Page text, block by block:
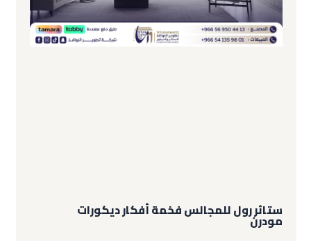
ستائر رول للمجالس فخمة أفكار ديكورات
مودرن